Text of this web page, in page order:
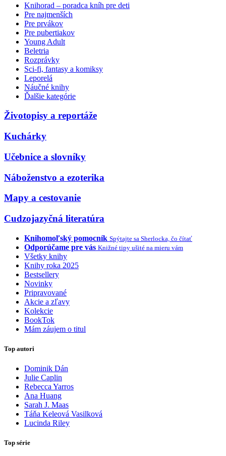
Knihorad – poradca kníh pre deti
Pre najmenších
Pre prvákov
Pre pubertiakov
Young Adult
Beletria
Rozprávky
Sci-fi, fantasy a komiksy
Leporelá
Náučné knihy
Ďalšie kategórie
Životopisy a reportáže
Kuchárky
Učebnice a slovníky
Náboženstvo a ezoterika
Mapy a cestovanie
Cudzojazyčná literatúra
Knihomoľský pomocník Spýtajte sa Sherlocka, čo čítať
Odporúčame pre vás Knižné tipy ušité na mieru vám
Všetky knihy
Knihy roka 2025
Bestsellery
Novinky
Pripravované
Akcie a zľavy
Kolekcie
BookTok
Mám záujem o titul
Top autori
Dominik Dán
Julie Caplin
Rebecca Yarros
Ana Huang
Sarah J. Maas
Táňa Keleová Vasilková
Lucinda Riley
Top série